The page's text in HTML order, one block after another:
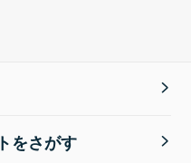
をさがす